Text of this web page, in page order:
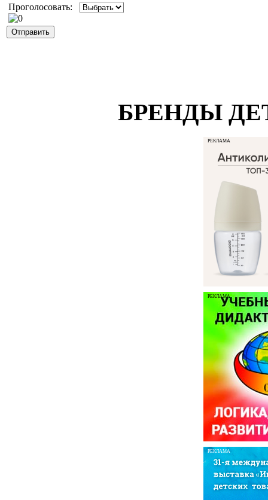
Проголосовать:
БРЕНДЫ
РЕКЛАМА
РЕКЛАМА
РЕКЛАМА